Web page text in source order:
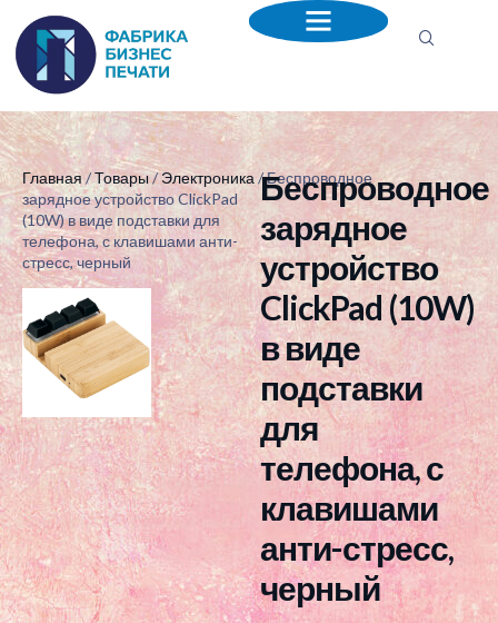
Главная/Товары/Электроника / Беспроводное
зарядное устройство ClickPad
(10W) в виде подставки для
телефона, с клавишами анти-
стресс, черный
Беспроводное
зарядное
устройство
ClickPad (10W)
в виде
подставки
для
телефона, с
клавишами
анти-стресс,
черный